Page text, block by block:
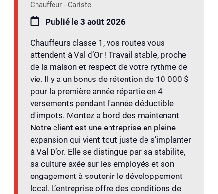
Chauffeur - Cariste
Publié le 3 août 2026
Chauffeurs classe 1, vos routes vous
attendent à Val d’Or ! Travail stable, proche
de la maison et respect de votre rythme de
vie. Il y a un bonus de rétention de 10 000 $
pour la première année répartie en 4
versements pendant l'année déductible
d'impôts. Montez à bord dès maintenant !
Notre client est une entreprise en pleine
expansion qui vient tout juste de s’implanter
à Val D’or. Elle se distingue par sa stabilité,
sa culture axée sur les employés et son
engagement à soutenir le développement
local. L’entreprise offre des conditions de